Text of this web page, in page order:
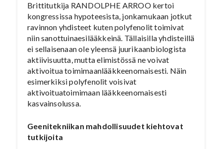
Brittitutkija RANDOLPHE ARROO kertoi
kongressissa hypoteesista, jonkamukaan jotkut
ravinnon yhdisteet kuten polyfenolit toimivat
niin sanottuinaesilääkkeinä. Tällaisilla yhdisteillä
ei sellaisenaan ole yleensä juurikaanbiologista
aktiivisuutta, mutta elimistössä ne voivat
aktivoitua toimimaanlääkkeenomaisesti. Näin
esimerkiksi polyfenolit voisivat
aktivoituatoimimaan lääkkeenomaisesti
kasvainsolussa.
Geenitekniikan mahdollisuudet kiehtovat
tutkijoita